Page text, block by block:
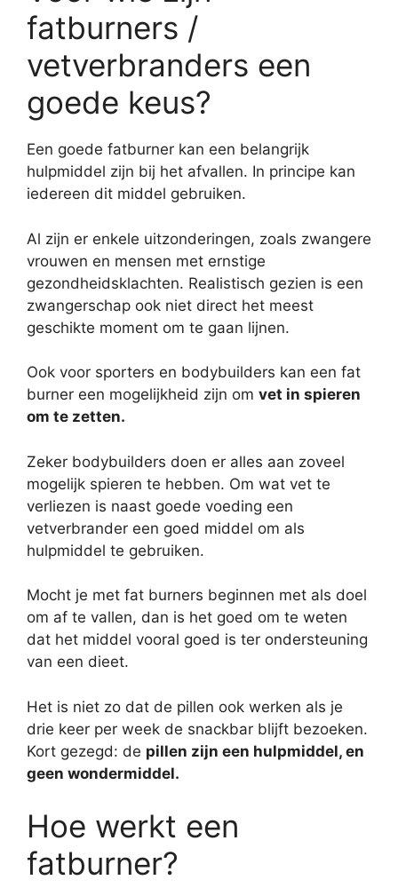
fatburners /
vetverbranders een
goede keus?
Een goede fatburner kan een belangrijk
hulpmiddel zijn bij het afvallen. In principe kan
iedereen dit middel gebruiken.
Al zijn er enkele uitzonderingen, zoals zwangere
vrouwen en mensen met ernstige
gezondheidsklachten. Realistisch gezien is een
zwangerschap ook niet direct het meest
geschikte moment om te gaan lijnen.
Ook voor sporters en bodybuilders kan een fat
burner een mogelijkheid zijn om vet in spieren
om te zetten.
Zeker bodybuilders doen er alles aan zoveel
mogelijk spieren te hebben. Om wat vet te
verliezen is naast goede voeding een
vetverbrander een goed middel om als
hulpmiddel te gebruiken.
Mocht je met fat burners beginnen met als doel
om af te vallen, dan is het goed om te weten
dat het middel vooral goed is ter ondersteuning
van een dieet.
Het is niet zo dat de pillen ook werken als je
drie keer per week de snackbar blijft bezoeken.
Kort gezegd: de pillen zijn een hulpmiddel, en
geen wondermiddel.
Hoe werkt een
fatburner?